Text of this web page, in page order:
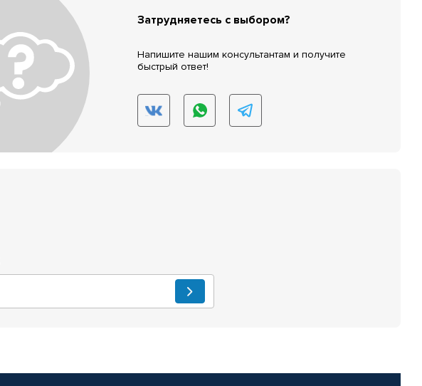
Затрудняетесь с выбором?
Напишите нашим консультантам и получите
быстрый ответ!